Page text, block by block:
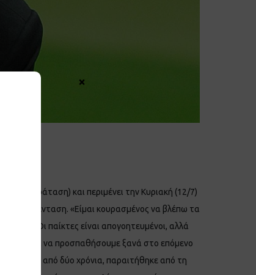
και η παράταση) και περιμένει την Κυριακή (12/7)
την ένταση. «Είμαι κουρασμένος να βλέπω τα
Οι παίκτες είναι απογοητευμένοι, αλλά
και να προσπαθήσουμε ξανά στο επόμενο
πριν από δύο χρόνια, παραιτήθηκε από τη
×